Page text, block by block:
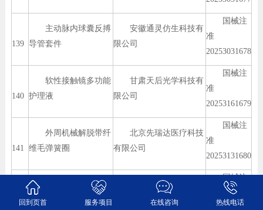
139
主动脉内球囊反搏
导管套件
安徽通灵仿生科技有
限公司
国械注
准
20253031678
140
软性接触镜多功能
护理液
甘肃天后光学科技有
限公司
国械注
准
20253161679
141
外周机械解脱带纤
维毛弹簧圈
北京先瑞达医疗科技
有限公司
国械注
准
20253131680
142
支撑导管
心凯诺医疗科技（上
海）有限公司
国械注
20253031681
回到页首 服务项目 在线咨询 热线电话